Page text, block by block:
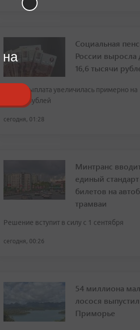
Социальная
России выросла
16,6 тысячи
За год выплата увеличилась примерно на
тысячу рублей
сегодня, 01:28
Минтранс
единый
билетов на
трамваи
Решение вступит в силу с 1 сентября
сегодня, 00:26
54 миллиона
лосося
Приморье